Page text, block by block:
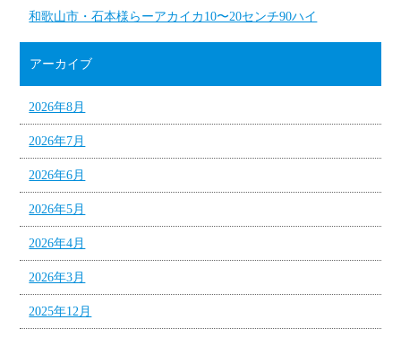
和歌山市・石本様らーアカイカ10〜20センチ90ハイ
アーカイブ
2026年8月
2026年7月
2026年6月
2026年5月
2026年4月
2026年3月
2025年12月